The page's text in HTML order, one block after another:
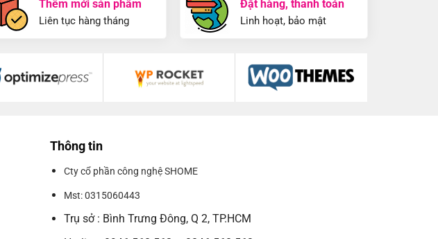
Thêm mới sản phẩm
Liên tục hàng tháng
Đặt hàng, thanh toán
Linh hoạt, bảo mật
Thông tin
Cty cổ phần công nghệ SHOME
Mst: 0315060443
Trụ sở : Bình Trưng Đông, Q 2, TP.HCM